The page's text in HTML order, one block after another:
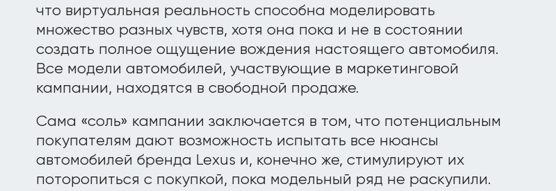
что виртуальная реальность способна моделировать
множество разных чувств, хотя она пока и не в состоянии
создать полное ощущение вождения настоящего автомобиля.
Все модели автомобилей, участвующие в маркетинговой
кампании, находятся в свободной продаже.
Сама «соль» кампании заключается в том, что потенциальным
покупателям дают возможность испытать все нюансы
автомобилей бренда Lexus и, конечно же, стимулируют их
поторопиться с покупкой, пока модельный ряд не раскупили.